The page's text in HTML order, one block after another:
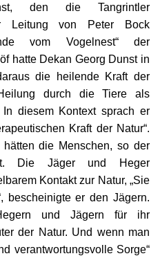
den die Tangrintler
Leitung von Peter Bock
vom Vogelnest“ der
hatte Dekan Georg Dunst in
die heilende Kraft der
durch die Tiere als
In diesem Kontext sprach er
Kraft der Natur“.
hätten die Menschen, so der
Die Jäger und Heger
Kontakt zur Natur, „Sie
bescheinigte er den Jägern.
und Jägern für ihr
der Natur. Und wenn man
verantwortungsvolle Sorge“